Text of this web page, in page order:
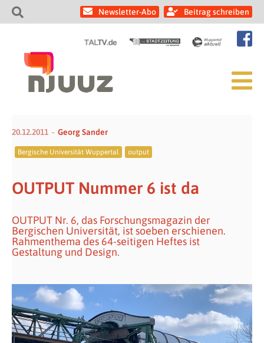
Newsletter-Abo Beitrag schreiben
20.12.2011 Georg Sander
Bergische Universität Wuppertal output
OUTPUT Nummer 6 ist da
OUTPUT Nr. 6, das Forschungsmagazin der
Bergischen Universität, ist soeben erschienen.
Rahmenthema des 64-seitigen Heftes ist
Gestaltung und Design.